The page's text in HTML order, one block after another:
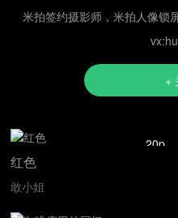
米拍签约摄影师，米拍人像锁
+
20p
红色
敢小姐